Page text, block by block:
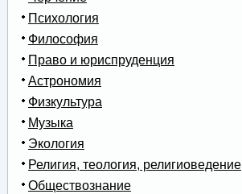
Психология
Философия
Право и юриспруденция
Астрономия
Физкультура
Музыка
Экология
Религия, теология, религиоведение
Обществознание